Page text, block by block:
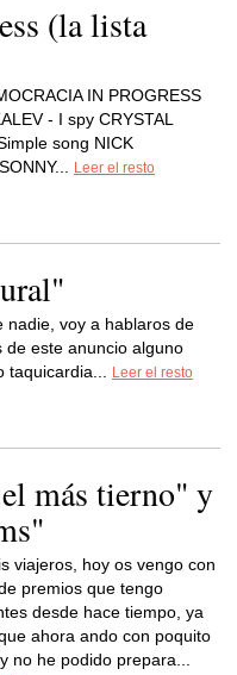
(la lista
IN PROGRESS
- I spy CRYSTAL
song NICK
Leer el resto
nadie, voy a hablaros de
de este anuncio alguno
taquicardia...
Leer el resto
más tierno" y
viajeros, hoy os vengo con
premios que tengo
desde hace tiempo, ya
ahora ando con poquito
no he podido prepara...